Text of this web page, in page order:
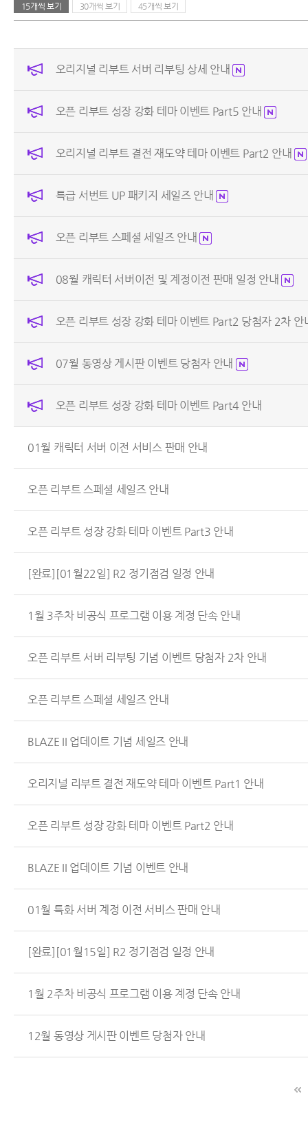
15개씩 보기 30개씩 보기 45개씩 보기
오리지널 리부트 서버 리부팅 상세 안내
오픈 리부트 성장 강화 테마 이벤트 Part5 안내
오리지널 리부트 결전 재도약 테마 이벤트 Part2 안내
특급 서번트 UP 패키지 세일즈 안내
오픈 리부트 스페셜 세일즈 안내
08월 캐릭터 서버이전 및 계정이전 판매 일정 안내
오픈 리부트 성장 강화 테마 이벤트 Part2 당첨자 2차
07월 동영상 게시판 이벤트 당첨자 안내
오픈 리부트 성장 강화 테마 이벤트 Part4 안내
01월 캐릭터 서버 이전 서비스 판매 안내
오픈 리부트 스페셜 세일즈 안내
오픈 리부트 성장 강화 테마 이벤트 Part3 안내
[완료][01월22일] R2 정기점검 일정 안내
1월 3주차 비공식 프로그램 이용 계정 단속 안내
오픈 리부트 서버 리부팅 기념 이벤트 당첨자 2차 안내
오픈 리부트 스페셜 세일즈 안내
BLAZE II 업데이트 기념 세일즈 안내
오리지널 리부트 결전 재도약 테마 이벤트 Part1 안내
오픈 리부트 성장 강화 테마 이벤트 Part2 안내
BLAZE II 업데이트 기념 이벤트 안내
01월 특화 서버 계정 이전 서비스 판매 안내
[완료][01월15일] R2 정기점검 일정 안내
1월 2주차 비공식 프로그램 이용 계정 단속 안내
12월 동영상 게시판 이벤트 당첨자 안내